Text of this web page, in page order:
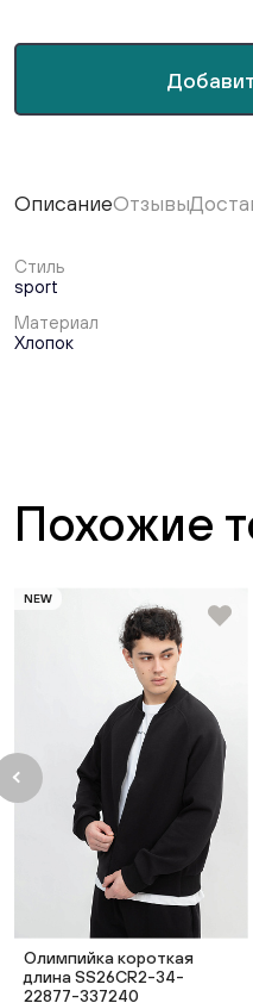
ОписаниеОтзывы
Стиль
sport
Материал
Хлопок
Похожие
NEW
Олимпийка короткая
длина SS26CR2-34-
22877-337240